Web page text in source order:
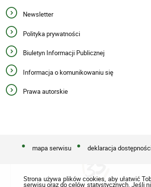
Newsletter
Polityka prywatności
Biuletyn Informacji Publicznej
Informacja o komunikowaniu się
Prawa autorskie
mapa serwisu deklaracja
Strona używa plików cookies, aby ułatwić
serwisu oraz do celów statystycznych. Jeśli